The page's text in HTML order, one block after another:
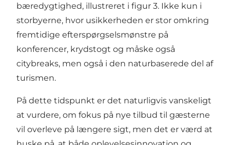
bæredygtighed, illustreret i figur 3. Ikke kun i
storbyerne, hvor usikkerheden er stor omkring
fremtidige efterspørgselsmønstre på
konferencer, krydstogt og måske også
citybreaks, men også i den naturbaserede del af
turismen.
På dette tidspunkt er det naturligvis vanskeligt
at vurdere, om fokus på nye tilbud til gæsterne
vil overleve på længere sigt, men det er værd at